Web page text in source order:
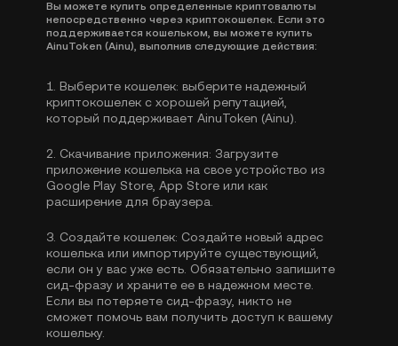
Вы можете купить определенные криптовалюты
непосредственно через криптокошелек. Если это
поддерживается кошельком, вы можете купить
AinuToken (Ainu), выполнив следующие действия:
1. Выберите кошелек: выберите надежный
криптокошелек с хорошей репутацией,
который поддерживает AinuToken (Ainu).
2. Скачивание приложения: Загрузите
приложение кошелька на свое устройство из
Google Play Store, App Store или как
расширение для браузера.
3. Создайте кошелек: Создайте новый адрес
кошелька или импортируйте существующий,
если он у вас уже есть. Обязательно запишите
сид-фразу и храните ее в надежном месте.
Если вы потеряете сид-фразу, никто не
сможет помочь вам получить доступ к вашему
кошельку.